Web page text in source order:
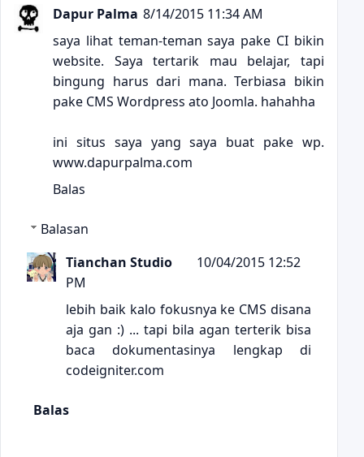
Dapur Palma 8/14/2015 11:34 AM
saya lihat teman-teman saya pake CI bikin
website. Saya tertarik mau belajar, tapi
bingung harus dari mana. Terbiasa bikin
pake CMS Wordpress ato Joomla. hahahha
ini situs saya yang saya buat pake wp.
www.dapurpalma.com
Balas
Balasan
Tianchan Studio
10/04/2015 12:52
PM
lebih baik kalo fokusnya ke CMS disana
aja gan :) ... tapi bila agan terterik bisa
baca dokumentasinya lengkap di
codeigniter.com
Balas